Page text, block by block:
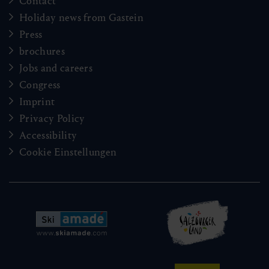
Holiday news from Gastein
Press
brochures
Jobs and careers
Congress
Imprint
Privacy Policy
Accessibility
Cookie Einstellungen